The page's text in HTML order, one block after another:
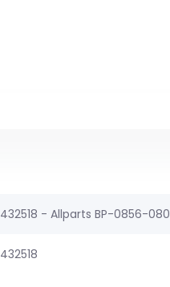
432518 - Allparts BP-0856-080
432518